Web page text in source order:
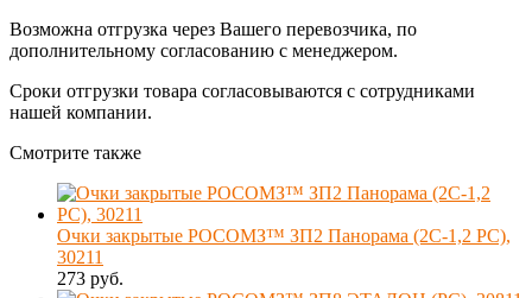
Возможна отгрузка через Вашего перевозчика, по
дополнительному согласованию с менеджером.
Сроки отгрузки товара согласовываются с сотрудниками
нашей компании.
Смотрите также
Очки закрытые РОСОМЗ™ ЗП2 Панорама (2С-1,2 PС),
30211
273 руб.